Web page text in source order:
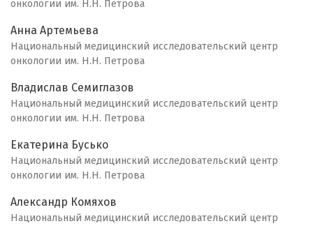
онкологии им. Н.Н. Петрова
Анна Артемьева
Национальный медицинский исследовательский центр
онкологии им. Н.Н. Петрова
Владислав Семиглазов
Национальный медицинский исследовательский центр
онкологии им. Н.Н. Петрова
Екатерина Бусько
Национальный медицинский исследовательский центр
онкологии им. Н.Н. Петрова
Александр Комяхов
Национальный медицинский исследовательский центр